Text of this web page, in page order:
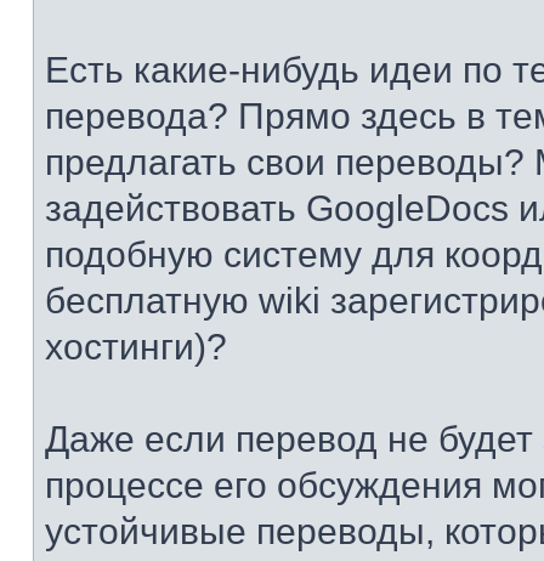
Есть какие-нибудь идеи по
перевода? Прямо здесь в
предлагать свои переводы?
задействовать GoogleDocs
подобную систему для
бесплатную wiki
хостинги)?
Даже если перевод не
процессе его обсуждения
устойчивые переводы,